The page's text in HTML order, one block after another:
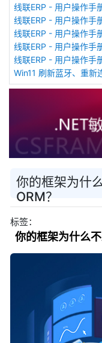
线联ERP - 用户操作手
线联ERP - 用户操作手
线联ERP - 用户操作手
线联ERP - 用户操作手
线联ERP - 用户操作手
Win11 刷新蓝牙、重新
你的框架为什
ORM？
标签：
你的框架为什么